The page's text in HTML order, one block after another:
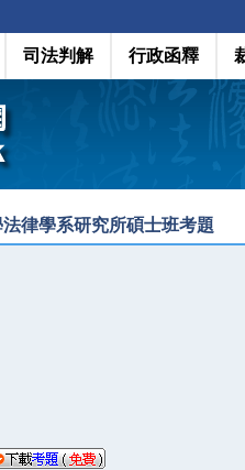
司法判解 行政函釋
律學系研究所碩士班考題